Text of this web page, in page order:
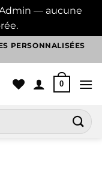
— aucune
PERSONNALISÉES
0